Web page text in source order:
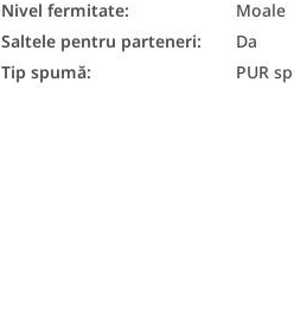
Nivel fermitate:
Moale
Saltele pentru parteneri:
Da
Tip spumă: PUR